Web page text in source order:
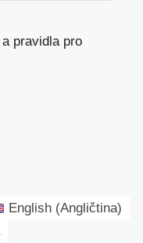
pravidla pro
English (Angličtina)